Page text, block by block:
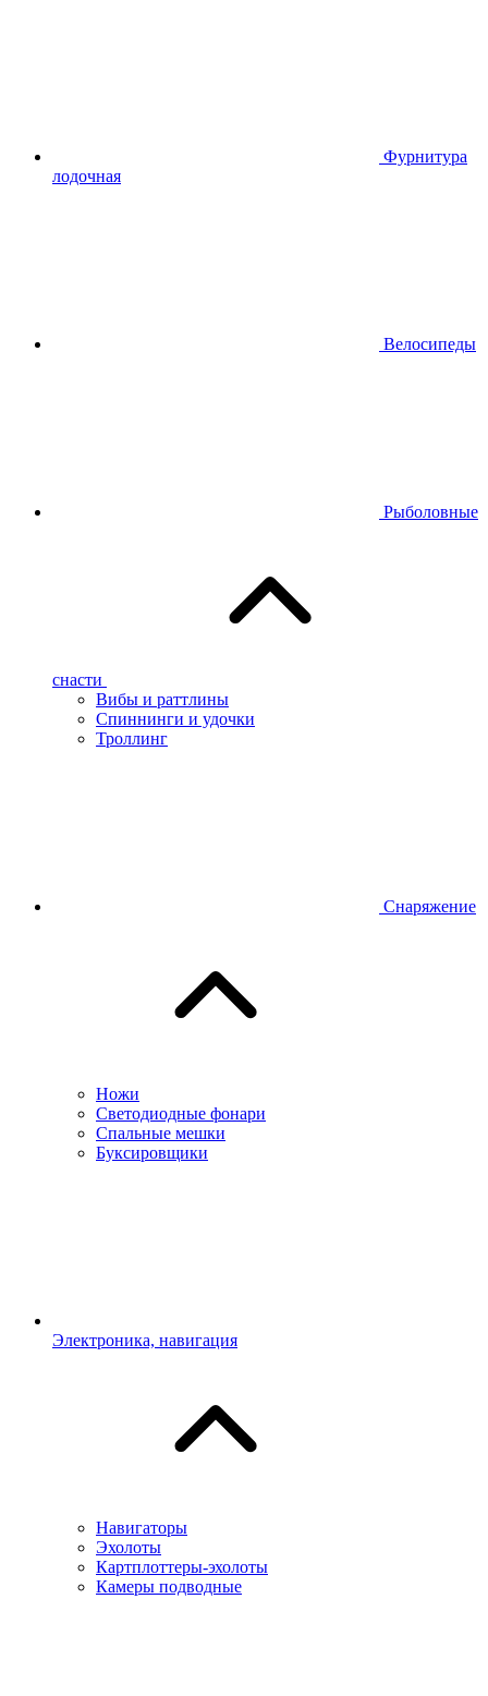
Фурнитура
лодочная
Велосипеды
Рыболовные
снасти
Вибы и раттлины
Спиннинги и удочки
Троллинг
Снаряжение
Ножи
Светодиодные фонари
Спальные мешки
Буксировщики
Электроника, навигация
Навигаторы
Эхолоты
Картплоттеры-эхолоты
Камеры подводные